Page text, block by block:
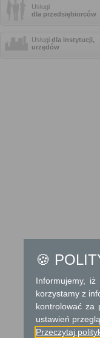
Usługi
dla przedsiębiorców
Usługi dla instytucji,
urzędów
🍪
Informujemy,
korzystamy z
kontrolować za
ustawień
Przeczytaj